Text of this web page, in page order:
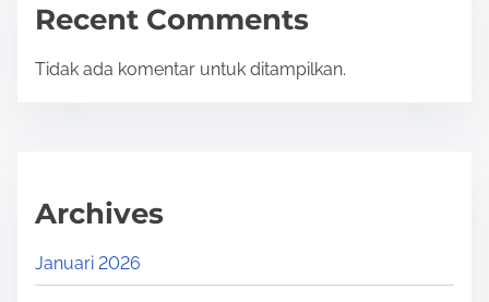
Recent Comments
Tidak ada komentar untuk ditampilkan.
Archives
Januari 2026